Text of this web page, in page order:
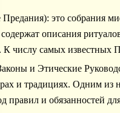
это собрания
описания
К числу самых известных
и Этические
и традициях. Одним из
правил и обязанностей